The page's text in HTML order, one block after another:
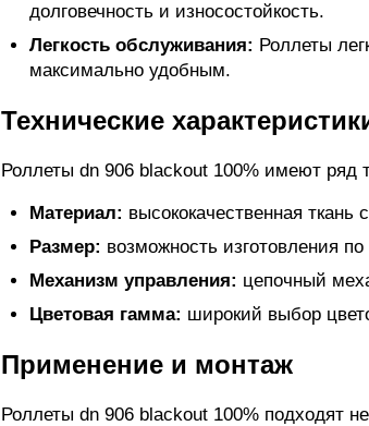
долговечность и износостойкость.
Легкость обслуживания: Роллеты
максимально удобным.
Технические
Роллеты dn 906 blackout 100% имеют ряд
Материал: высококачественная
Размер: возможность изготовления
Механизм управления: цепочный
Цветовая гамма: широкий выбор
Применение и монтаж
Роллеты dn 906 blackout 100% подходят